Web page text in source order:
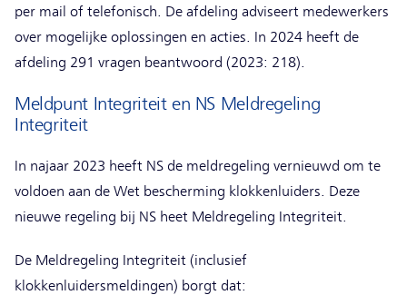
per mail of telefonisch. De afdeling adviseert medewerkers
over mogelijke oplossingen en acties. In 2024 heeft de
afdeling 291 vragen beantwoord (2023: 218).
Meldpunt Integriteit en NS Meldregeling
Integriteit
In najaar 2023 heeft NS de meldregeling vernieuwd om te
voldoen aan de Wet bescherming klokkenluiders. Deze
nieuwe regeling bij NS heet Meldregeling Integriteit.
De Meldregeling Integriteit (inclusief
klokkenluidersmeldingen) borgt dat: